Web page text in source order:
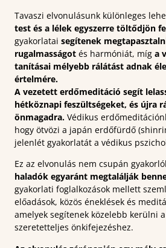
Tavaszi elvonulásunk különleges
test és a lélek egyszerre töltődjön
gyakorlatai segítenek
rugalmasságot és harmóniát, míg a
tanításai mélyebb rálátást adnak
értelmére.
A vezetett erdőmeditáció segít
hétköznapi feszültségeket, és újra
önmagadra. Védikus
hogy ötvözi a japán erdőfürdő
jelenlét gyakorlatát a védikus
Ez az elvonulás nem csupán
haladók egyaránt megtalálják
gyakorlati foglalkozások mellett
előadások, közös éneklések és
amelyek segítenek közelebb kerülni
szeretetteljes önkifejezéshez.